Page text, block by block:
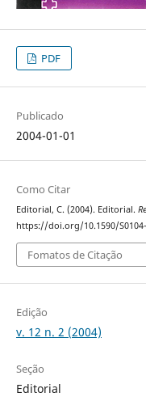
PDF
Publicado
2004-01-01
Como Citar
Editorial, C. (2004). Editorial.
https://doi.org/10.1590/S0104-
Fomatos de Citação
Edição
v. 12 n. 2 (2004)
Seção
Editorial